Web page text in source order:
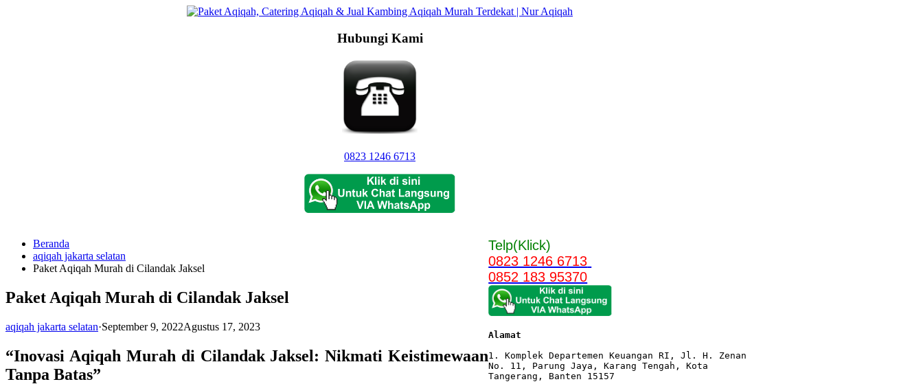
Hubungi Kami
0823 1246 6713
Beranda
aqiqah jakarta selatan
Paket Aqiqah Murah di Cilandak Jaksel
Paket Aqiqah Murah di Cilandak Jaksel
aqiqah jakarta selatan·September 9, 2022Agustus 17, 2023
“Inovasi Aqiqah Murah di Cilandak Jaksel: Nikmati Keistimewaan
Tanpa Batas”
Telp(Klick)
0823 1246 6713
0852 183 95370
Alamat
1. Komplek Departemen Keuangan RI, Jl. H. Zenan
No. 11, Parung Jaya, Karang Tengah, Kota
Tangerang, Banten 15157